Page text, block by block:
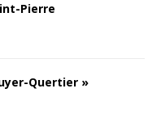
Pierre
Quertier »